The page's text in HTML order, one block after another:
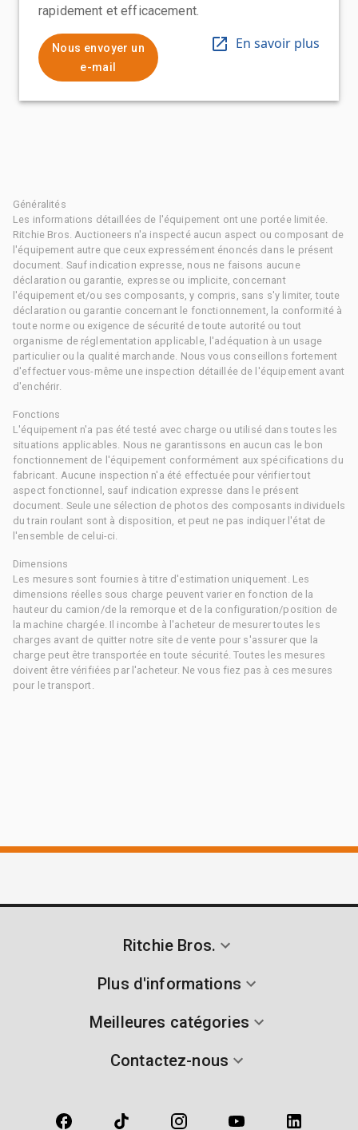
rapidement et efficacement.
Nous envoyer un
e-mail
En savoir plus
Généralités
Les informations détaillées de l'équipement ont une portée limitée.
Ritchie Bros. Auctioneers n'a inspecté aucun aspect ou composant de
l'équipement autre que ceux expressément énoncés dans le présent
document. Sauf indication expresse, nous ne faisons aucune
déclaration ou garantie, expresse ou implicite, concernant
l'équipement et/ou ses composants, y compris, sans s'y limiter, toute
déclaration ou garantie concernant le fonctionnement, la conformité à
toute norme ou exigence de sécurité de toute autorité ou tout
organisme de réglementation applicable, l'adéquation à un usage
particulier ou la qualité marchande. Nous vous conseillons fortement
d'effectuer vous-même une inspection détaillée de l'équipement avant
d'enchérir.
Fonctions
L'équipement n'a pas été testé avec charge ou utilisé dans toutes les
situations applicables. Nous ne garantissons en aucun cas le bon
fonctionnement de l'équipement conformément aux spécifications du
fabricant. Aucune inspection n'a été effectuée pour vérifier tout
aspect fonctionnel, sauf indication expresse dans le présent
document. Seule une sélection de photos des composants individuels
du train roulant sont à disposition, et peut ne pas indiquer l'état de
l'ensemble de celui-ci.
Dimensions
Les mesures sont fournies à titre d'estimation uniquement. Les
dimensions réelles sous charge peuvent varier en fonction de la
hauteur du camion/de la remorque et de la configuration/position de
la machine chargée. Il incombe à l'acheteur de mesurer toutes les
charges avant de quitter notre site de vente pour s'assurer que la
charge peut être transportée en toute sécurité. Toutes les mesures
doivent être vérifiées par l'acheteur. Ne vous fiez pas à ces mesures
pour le transport.
Ritchie Bros.
Plus d'informations
Meilleures catégories
Contactez-nous